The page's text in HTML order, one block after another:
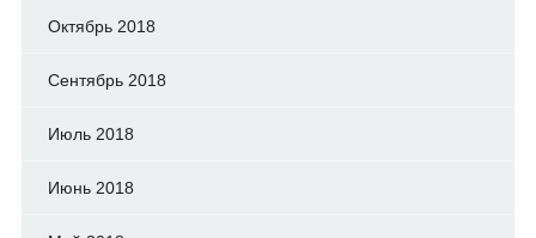
Октябрь 2018
Сентябрь 2018
Июль 2018
Июнь 2018